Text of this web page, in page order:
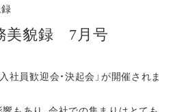
美貌録 7月号
社員歓迎会・決起会」が開催されま